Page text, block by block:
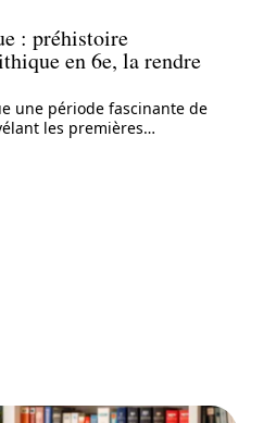
: préhistoire
en 6e, la rendre
une période fascinante de
les premières…